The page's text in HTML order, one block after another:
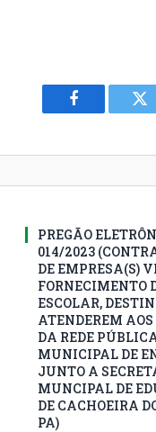
Facebook
PREGÃO
014/2023
DE EMPRESA(S)
FORNECIMENTO
ESCOLAR,
ATENDEREM
DA REDE
MUNICIPAL DE
JUNTO A
MUNCIPAL DE
DE CACHOEIRA
PA)